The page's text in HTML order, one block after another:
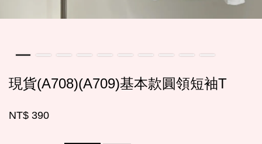
現貨(A708)(A709)基本款圓領短袖T
NT$ 390